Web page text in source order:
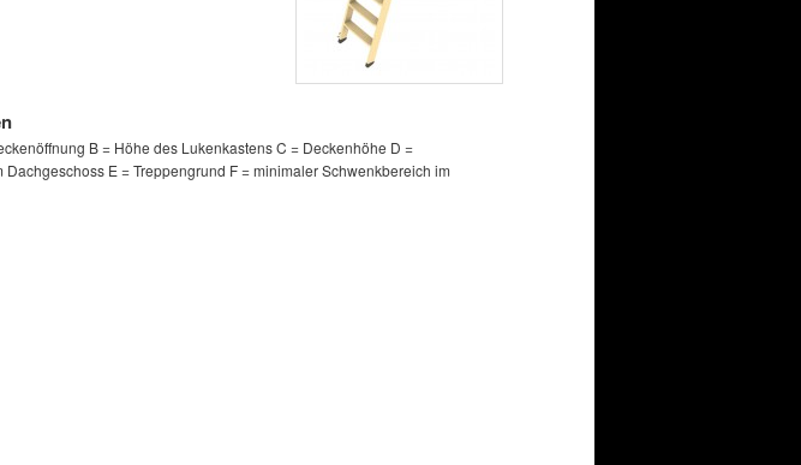
B = Höhe des Lukenkastens C = Deckenhöhe D =
Dachgeschoss E = Treppengrund F = minimaler Schwenkbereich im